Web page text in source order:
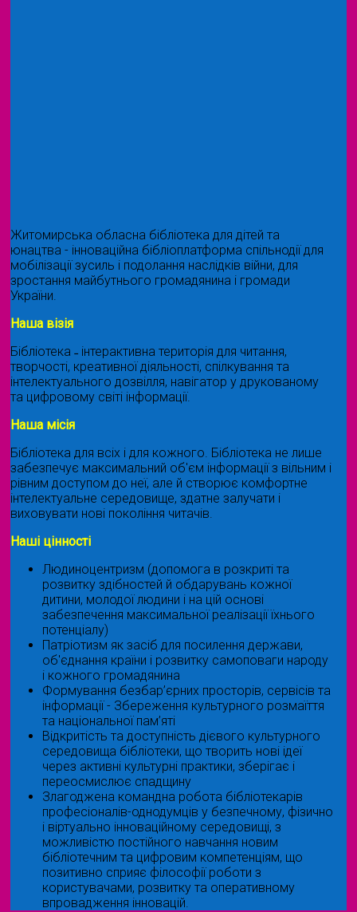
Житомирська обласна бібліотека для дітей та
юнацтва - інноваційна бібліоплатформа спільнодії для
мобілізації зусиль і подолання наслідків війни, для
зростання майбутнього громадянина і громади
України.
Наша візія
Бібліотека ˗ інтерактивна територія для читання,
творчості, креативної діяльності, спілкування та
інтелектуального дозвілля, навігатор у друкованому
та цифровому світі інформації.
Наша місія
Бібліотека для всіх і для кожного. Бібліотека не лише
забезпечує максимальний об'єм інформації з вільним і
рівним доступом до неї, але й створює комфортне
інтелектуальне середовище, здатне залучати і
виховувати нові покоління читачів.
Наші цінності
Людиноцентризм (допомога в розкриті та
розвитку здібностей й обдарувань кожної
дитини, молодої людини і на цій основі
забезпечення максимальної реалізації їхнього
потенціалу)
Патріотизм як засіб для посилення держави,
об'єднання країни і розвитку самоповаги народу
і кожного громадянина
Формування безбар’єрних просторів, сервісів та
інформації - Збереження культурного розмаїття
та національної пам’яті
Відкритість та доступність дієвого культурного
середовища бібліотеки, що творить нові ідеї
через активні культурні практики, зберігає і
переосмислює спадщину
Злагоджена командна робота бібліотекарів
професіоналів-однодумців у безпечному, фізично
і віртуально інноваційному середовищі, з
можливістю постійного навчання новим
бібліотечним та цифровим компетенціям, що
позитивно сприяє філософії роботи з
користувачами, розвитку та оперативному
впровадження інновацій.